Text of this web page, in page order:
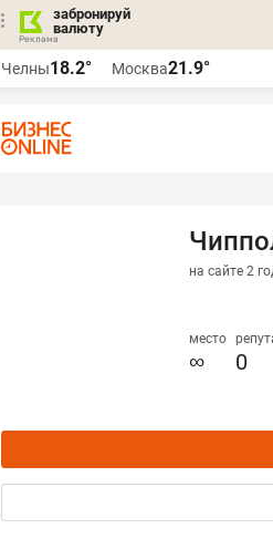
забронируй
валюту
Челны18.2° Москва21.9°
на сайте 2
место
∞ 0